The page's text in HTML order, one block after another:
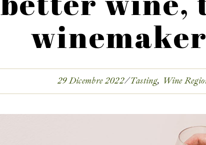
29 Dicembre 2022 Tasting Wine